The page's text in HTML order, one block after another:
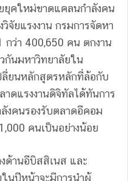
ยุคใหม่ขาดแคลนกำลังคน
จัยแรงงาน กรมการจัดหา
กว่า 400,650 คน ตกงาน
กันมหาวิทยาลัยใน
ลี่ยนหลักสูตรหลักที่ล้อกับ
ดแรงงานดิจิทัลได้ทันการ
ลังคนรองรับตลาดอีคอม
คนเป็นอย่างน้อย
ด้านอีบิสสิเนส และ
นปีหน้าจะมีการนำผู้